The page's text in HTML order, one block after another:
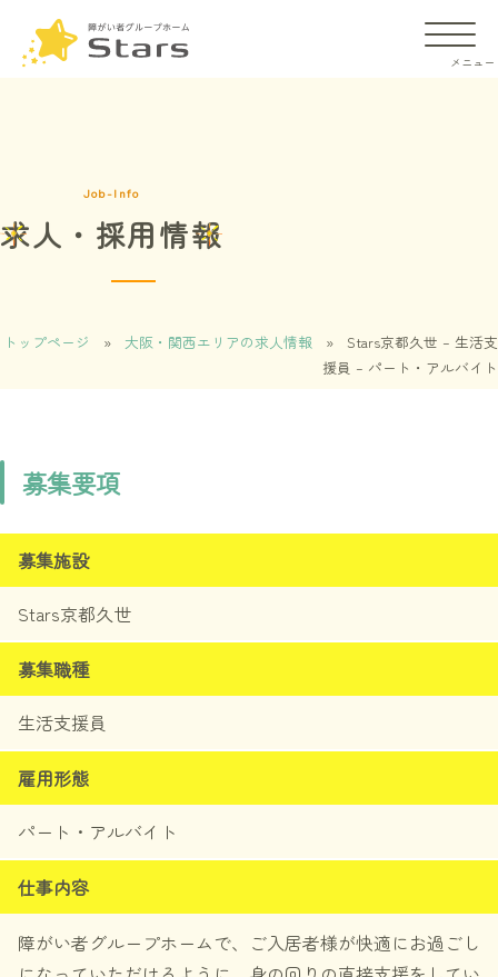
ご入居までの流れ
会社概要
メッセージ
役員紹介
求人・採用情報
大阪・関西エリアでの募集
関東エリアでの募集
九州エリアでの募集
Job-Info
求人・採用情報
トップページ » 大阪・関西エリアの求人情報 »
Stars京都久世 – 生活支
援員 – パート・アルバイト
募集要項
募集施設
Stars京都久世
募集職種
生活支援員
雇用形態
パート・アルバイト
仕事内容
障がい者グループホームで、ご入居者様が快適にお過ごし